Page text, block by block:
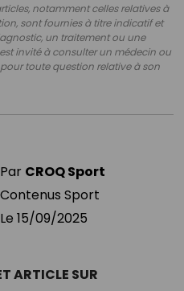
notamment celles relatives à
sont fournies à titre indicatif et
un traitement ou une
invité à consulter un médecin ou
toute question relative à son
Par CROQ Sport
Contenus Sport
Le 15/09/2025
ARTICLE SUR